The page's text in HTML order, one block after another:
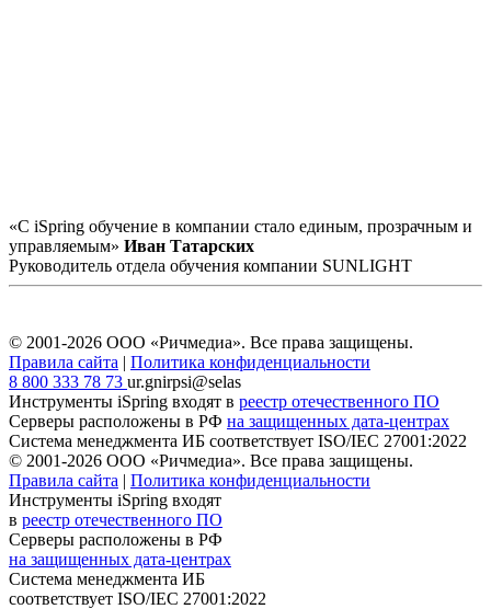
«С iSpring обучение в компании стало единым, прозрачным и
управляемым» Иван Татарских
Руководитель отдела обучения компании SUNLIGHT
© 2001-2026 ООО «Ричмедиа». Все права защищены.
Правила сайта | Политика конфиденциальности
8 800 333 78 73 ur.gnirpsi@selas
Инструменты iSpring входят в реестр отечественного ПО
Серверы расположены в РФ на защищенных дата-центрах
Система менеджмента ИБ соответствует ISO/IEC 27001:2022
© 2001-2026 ООО «Ричмедиа». Все права защищены.
Правила сайта | Политика конфиденциальности
Инструменты iSpring входят
в реестр отечественного ПО
Серверы расположены в РФ
на защищенных дата-центрах
Система менеджмента ИБ
соответствует ISO/IEC 27001:2022